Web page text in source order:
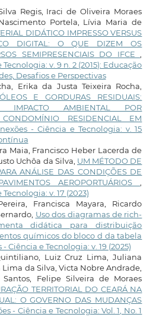
Regis, Iraci de Oliveira Moraes
Portela, Lívia Maria de
DIDÁTICO IMPRESSO VERSUS
DIGITAL: O QUE DIZEM OS
SEMIPRESENCIAIS DO IFCE,
v. 9 n. 2 (2015): Educação
Desafios e Perspectivas
Erika da Justa Teixeira Rocha,
E GORDURAS RESIDUAIS:
IMPACTO AMBIENTAL POR
RESIDENCIAL EM
- Ciência e Tecnologia: v. 15
Maia, Francisco Heber Lacerda de
Uchôa da Silva, UM MÉTODO DE
ANÁLISE DAS CONDIÇÕES DE
AEROPORTUÁRIOS,
v. 17 (2023)
Francisca Mayara, Ricardo
Uso dos diagramas de rich-
didática para distribuição
químicos do bloco d da tabela
- Ciência e Tecnologia: v. 19 (2025)
Luiz Cruz Lima, Juliana
Lima da Silva, Victa Nobre Andrade,
Felipe Silveira de Moraes
TERRITORIAL DO CEARÁ NA
O GOVERNO DAS MUDANÇAS
- Ciência e Tecnologia: Vol. 1, No. 1